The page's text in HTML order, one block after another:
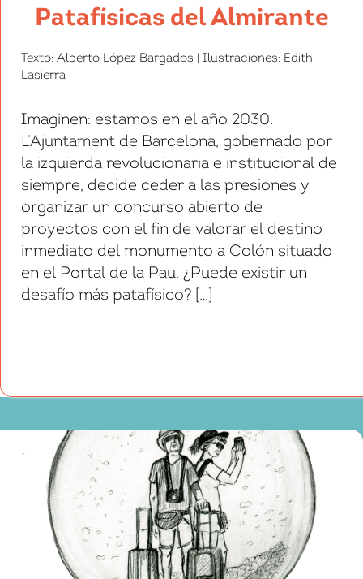
Patafísicas del Almirante
Texto: Alberto López Bargados | Ilustraciones: Edith
Lasierra
Imaginen: estamos en el año 2030.
L’Ajuntament de Barcelona, gobernado por
la izquierda revolucionaria e institucional de
siempre, decide ceder a las presiones y
organizar un concurso abierto de
proyectos con el fin de valorar el destino
inmediato del monumento a Colón situado
en el Portal de la Pau. ¿Puede existir un
desafío más patafísico? […]